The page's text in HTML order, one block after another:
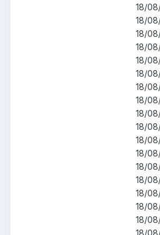
18/
18/
18/
18/
18/
18/
18/
18/
18/
18/
18/
18/
18/
18/
18/
18/
18/